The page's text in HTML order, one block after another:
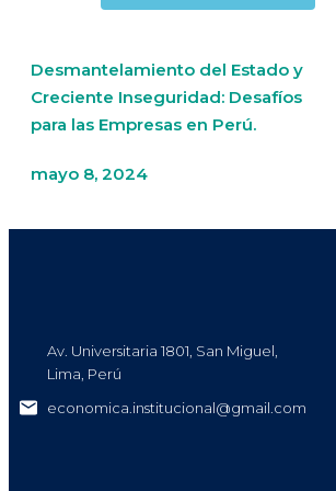
Desmantelamiento del Estado y
Creciente Inseguridad: Desafíos
para las Empresas en Perú.
mayo 8, 2024
Av. Universitaria 1801, San Miguel,
Lima, Perú
economica.institucional@gmail.com